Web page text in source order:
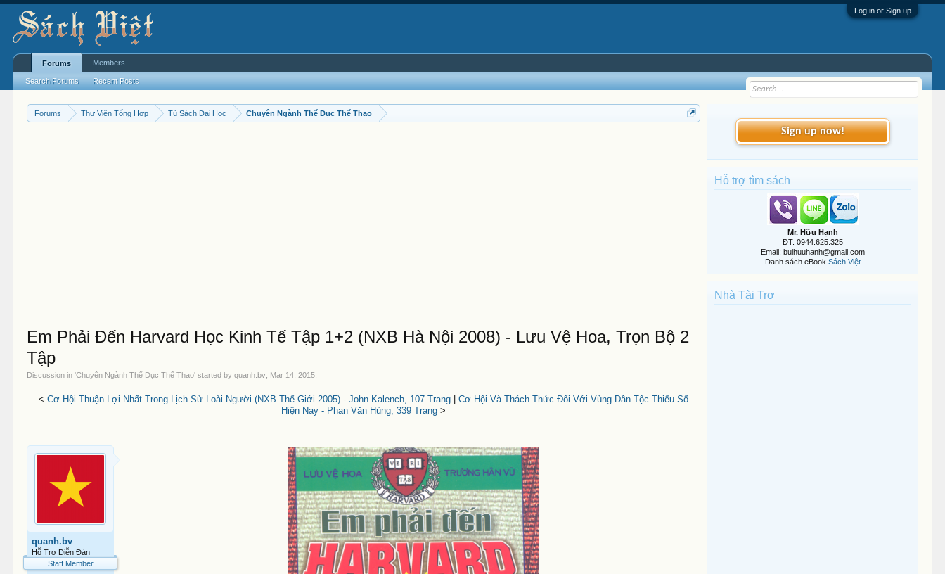
Log in or Sign up
Forums Thư Viện Tổng Hợp Tủ Sách Đại Học Chuyên Ngành Thể Dục Thể Thao
Em Phải Đến Harvard Học Kinh Tế Tập 1+2 (NXB Hà Nội 2008) - Lưu Vệ Hoa, Trọn Bộ 2
Tập
Discussion in 'Chuyên Ngành Thể Dục Thể Thao' started byquanh.bv Mar 14, 2015
< Cơ Hội Thuận Lợi Nhất Trong Lịch Sử Loài Người (NXB Thế Giới 2005) - John Kalench, 107 Trang
Cơ Hội Và Thách Thức Đối Với Vùng Dân Tộc Thiểu Số
Hiện Nay - Phan Văn Hùng, 339 Trang >
quanh.bv
Hỗ Trợ Diễn Đàn
Staff Member
Sign up now!
Hỗ trợ tìm sách
Mr. Hữu Hạnh
ĐT: 0944.625.325
Email: buihuuhanh@gmail.com
Danh sách eBook Sách Việt
Nhà Tài Trợ
Forums
Search Forums Recent Posts
Members